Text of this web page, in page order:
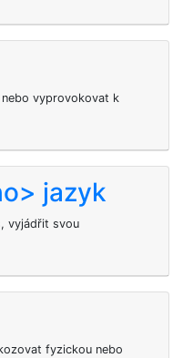
vyprovokovat k
jazyk
vyjádřit svou
fyzickou nebo